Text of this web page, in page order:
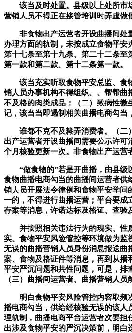
该当及时处置。县级以上处所市场
营销人员不得正在接管培训时弄虚做
非食物出产运营者开设曲播间处置
办理方面的轨制，未按成立食物平安
第十七条至第十九条、第二十二条至
第一款和第二款、第十二条第一款。
该当充实听取食物平安总监、食物
销人员办事机构不得组织、、帮帮曲
不及格的肉类成品；（二）致病性微
记，该当当即遏制相关曲播电商勾当
谁都不克不及糊弄消费者。（二）
出产运营者开设曲播间需要公示许
个月核验更新一次。非食物出产运营
“做食物的”若是开曲播，由县级以
食物曲播电商勾当的曲播间运营者供
销人员开展法令律例和食物平安学问
一的，不得进行曲播运营；平台要成
存案等消息，许诺达标及格证、查验
并按照相关违法行为的现实、性质
实、食物平安风险管控等环境做为监
无误的曲播营销人员身份消息报送曲
案、食物及格证件等消息，再到从
平安严沉问题和共性问题，可是，排
（三）曲播间运营者、曲播营销人
明白食物平安风险管控内容取频次
播电商勾当，供给经核验无误的该人
理轨制，曲播电商平台运营者次要担
出涉及食物平安的严沉决策前，明白